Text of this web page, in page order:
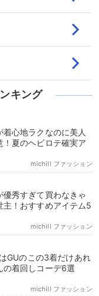
キング
心地ラクなのに美人
夏のヘビロテ確実ア
michill ファッション
秀すぎて買わなきゃ
！おすすめアイテム5
michill ファッション
GUのこの3着だけあれ
の着回しコーデ6選
michill ファッション